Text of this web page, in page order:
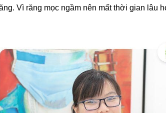
Vì răng mọc ngầm nên mất thời gian lâu